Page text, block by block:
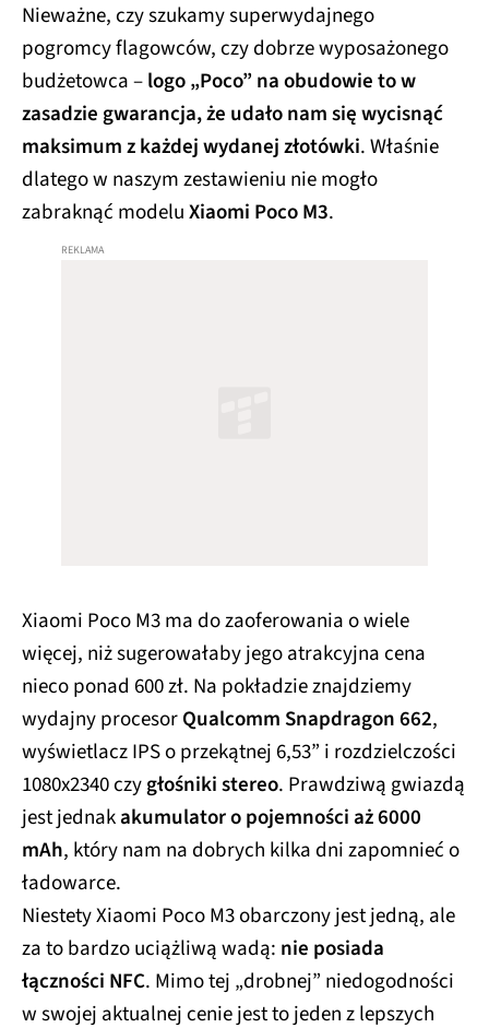
Nieważne, czy szukamy superwydajnego
pogromcy flagowców, czy dobrze wyposażonego
budżetowca –logo „Poco” na obudowie to w
zasadzie gwarancja, że udało nam się wycisnąć
maksimum z każdej wydanej złotówki. Właśnie
dlatego w naszym zestawieniu nie mogło
zabraknąć modeluXiaomi Poco M3.
Xiaomi Poco M3 ma do zaoferowania o wiele
więcej, niż sugerowałaby jego atrakcyjna cena
nieco ponad 600 zł. Na pokładzie znajdziemy
wydajny procesorQualcomm Snapdragon 662,
wyświetlacz IPS o przekątnej 6,53” i rozdzielczości
1080x2340 czygłośniki stereo. Prawdziwą gwiazdą
jest jednakakumulator o pojemności aż 6000
mAh, który nam na dobrych kilka dni zapomnieć o
ładowarce.
Niestety Xiaomi Poco M3 obarczony jest jedną, ale
za to bardzo uciążliwą wadą: nie posiada
łączności NFC. Mimo tej „drobnej” niedogodności
w swojej aktualnej cenie jest to jeden z lepszych